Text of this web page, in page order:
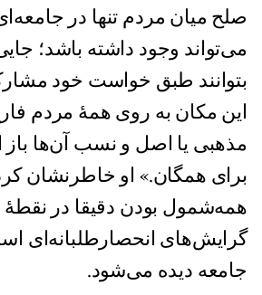
صلح میان مردم تنها در
می‌تواند وجود داشته باشد؛
بتوانند طبق خواست خود
این مکان به روی همۀ مردم
مذهبی یا اصل و نسب آن‌ها
برای همگان.» او خاطرنشان
همه‌شمول بودن دقیقا در نقطۀ
گرایش‌های انحصار‌طلبانه‌ای
جامعه دیده می‌شود.